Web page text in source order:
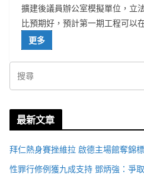
擴建後議員辦公室模擬單位，立
比預期好，預計第一期工程可以
更多
最新文章
拜仁熱身賽挫維拉 啟德主場館奪錦標
性罪行修例獲九成支持 鄧炳強：爭